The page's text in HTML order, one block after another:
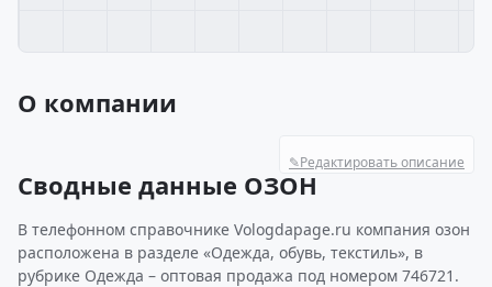
О компании
✎Редактировать описание
Сводные данные ОЗОН
В телефонном справочнике Vologdapage.ru компания озон
расположена в разделе «Одежда, обувь, текстиль», в
рубрике Одежда – оптовая продажа под номером 746721.